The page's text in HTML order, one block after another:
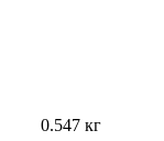
0.547 кг